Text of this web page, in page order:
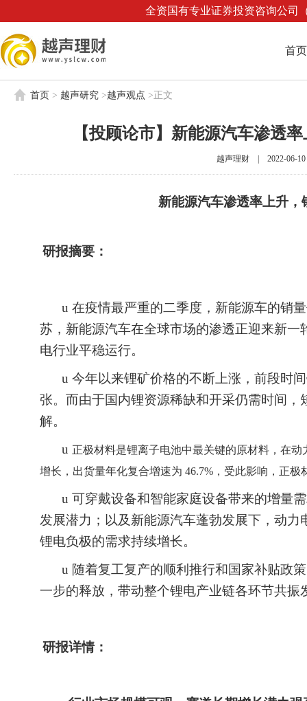
全资国有专业证券投资咨询公司
首页
首页 > 越声研究 >越声观点 > 正文
【投顾论市】新能源汽车渗透
越声理财 | 2022-06-10
新能源汽车渗透率上升
研报摘要：
u 在疫情最严重的二季度，新能源车的销
苏，新能源汽车在全球市场的渗透正迎来新
电行业平稳运行。
u 今年以来锂矿价格的不断上涨，前段时
张。而由于国内锂资源稀缺和开采仍需时间
解。
u 正极材料是锂离子电池中最关键的原材料，在动
增长，出货量年化复合增速为 46.7%，受此影响，正极
u 可穿戴设备和智能家庭设备带来的增量
发展潜力；以及新能源汽车蓬勃发展下，动
锂电负极的需求持续增长。
u 随着复工复产的顺利推行和国家补贴政
一步的释放，带动整个锂电产业链各环节共振
研报详情：